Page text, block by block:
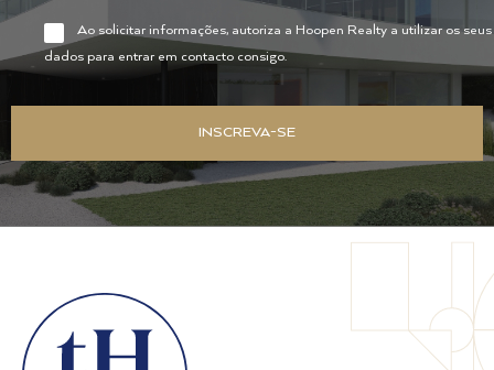
Ao solicitar informações, autoriza a Hoopen Realty a utilizar os seus
dados para entrar em contacto consigo.
INSCREVA-SE